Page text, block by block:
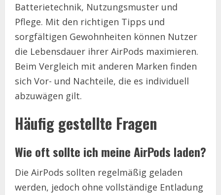
Batterietechnik, Nutzungsmuster und
Pflege. Mit den richtigen Tipps und
sorgfältigen Gewohnheiten können Nutzer
die Lebensdauer ihrer AirPods maximieren.
Beim Vergleich mit anderen Marken finden
sich Vor- und Nachteile, die es individuell
abzuwägen gilt.
Häufig gestellte Fragen
Wie oft sollte ich meine AirPods laden?
Die AirPods sollten regelmäßig geladen
werden, jedoch ohne vollständige Entladung